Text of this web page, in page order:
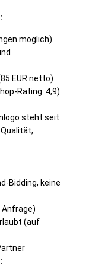
möglich)
EUR netto)
Rating: 4,9)
steht seit
Bidding, keine
(auf